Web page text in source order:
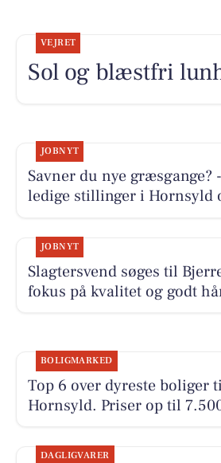
VEJRET
Sol og blæstfri
JOBNYT
Savner du nye græsgange?
ledige stillinger i Hornsyld
JOBNYT
Slagtersvend søges til
fokus på kvalitet og godt
BOLIGMARKED
Top 6 over dyreste boliger
Hornsyld. Priser op til
DAGLIGVARER